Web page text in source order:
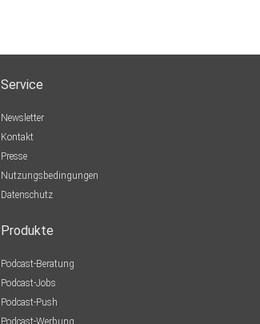
Service
Newsletter
Kontakt
Presse
Nutzungsbedingungen
Datenschutz
Produkte
Podcast-Beratung
Podcast-Jobs
Podcast-Push
Podcast-Werbung